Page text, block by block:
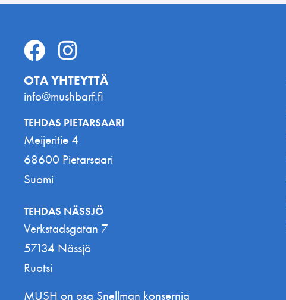
OTA YHTEYTTÄ
info@mushbarf.fi
TEHDAS PIETARSAARI
Meijeritie 4
68600 Pietarsaari
Suomi
TEHDAS NÄSSJÖ
Verkstadsgatan 7
57134 Nässjö
Ruotsi
MUSH on osa Snellman konsernia